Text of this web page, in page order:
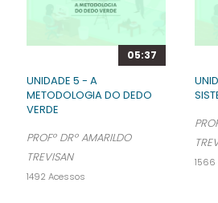
05:37
UNIDADE 5 - A
METODOLOGIA DO DEDO
VERDE
PROFº DRº AMARILDO
TREVISAN
1492 Acessos